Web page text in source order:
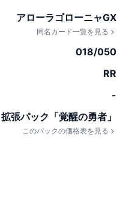
アローラゴローニャGX
同名カード一覧を見る
018/050
RR
-
拡張パック「覚醒の勇者」
このパックの価格表を見る